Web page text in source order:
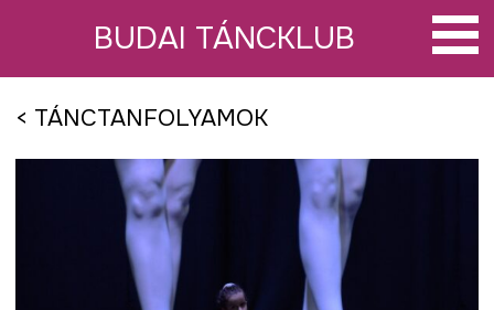
BUDAI TÁNCKLUB
< TÁNCTANFOLYAMOK